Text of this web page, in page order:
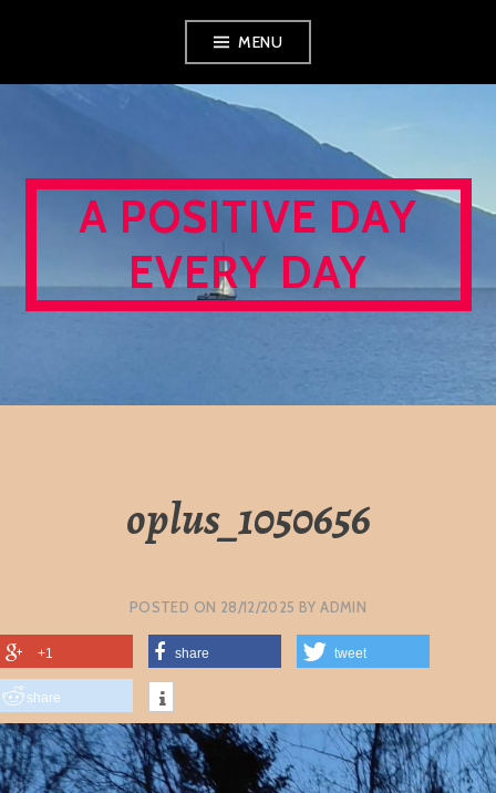
content
MENU
A POSITIVE DAY
EVERY DAY
oplus_1050656
POSTED ON 28/12/2025 BYADMIN
+1 share tweet
share